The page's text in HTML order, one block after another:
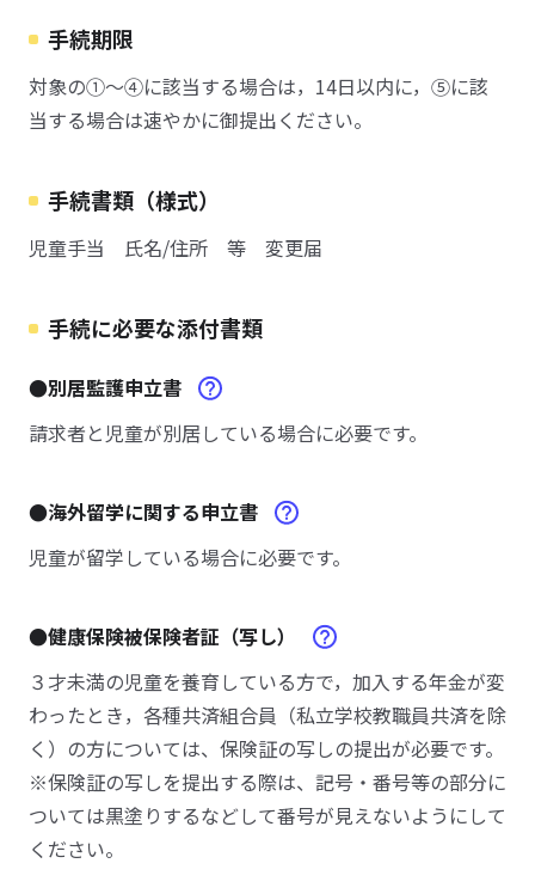
手続期限
対象の①～④に該当する場合は，14日以内に，⑤に該
当する場合は速やかに御提出ください。
手続書類（様式）
児童手当 氏名/住所 等 変更届
手続に必要な添付書類
●別居監護申立書
請求者と児童が別居している場合に必要です。
●海外留学に関する申立書
児童が留学している場合に必要です。
●健康保険被保険者証（写し）
３才未満の児童を養育している方で，加入する年金が変
わったとき，各種共済組合員（私立学校教職員共済を除
く）の方については、保険証の写しの提出が必要です。
※保険証の写しを提出する際は、記号・番号等の部分に
ついては黒塗りするなどして番号が見えないようにして
ください。